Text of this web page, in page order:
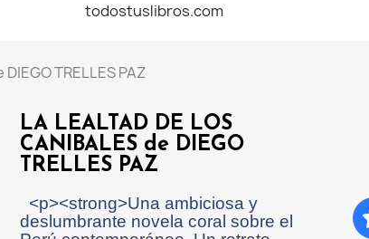
todostuslibros.com
TRELLES PAZ
LA LEALTAD DE LOS
CANIBALES de DIEGO
TRELLES PAZ
<p><strong>Una ambiciosa y
deslumbrante novela coral sobre el